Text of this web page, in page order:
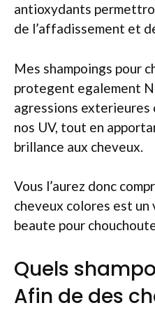
antioxydants
de l’affadissement et
Mes shampoings pour
protegent egalement
agressions exterieures
nos UV, tout en
brillance aux cheveux.
Vous l’aurez donc
cheveux colores est un
beaute pour
Quels
Afin de des